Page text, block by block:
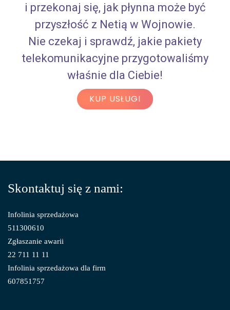
i przekonaj się, jak płynna może być
przyszłość z Netią w Wojnowie.
Nie czekaj i sprawdź, jakie pakiety
telekomunikacyjne przygotowaliśmy
właśnie dla Ciebie!
KUP USŁUGI
Skontaktuj się z nami:
Infolinia sprzedażowa
511300610
Zgłaszanie awarii
22 711 11 11
Infolinia sprzedażowa dla firm
607851757